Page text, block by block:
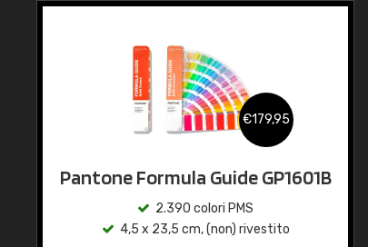
€179,95
Pantone Formula Guide GP1601B
2.390 colori PMS
4,5 x 23,5 cm, (non) rivestito